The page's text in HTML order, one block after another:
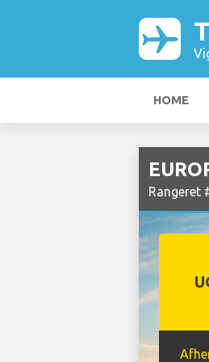
HOME
Rangeret